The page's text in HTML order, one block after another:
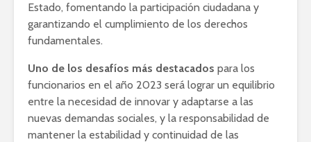
Estado, fomentando la participación ciudadana y
garantizando el cumplimiento de los derechos
fundamentales.
Uno de los desafíos más destacados para los
funcionarios en el año 2023 será lograr un equilibrio
entre la necesidad de innovar y adaptarse a las
nuevas demandas sociales, y la responsabilidad de
mantener la estabilidad y continuidad de las